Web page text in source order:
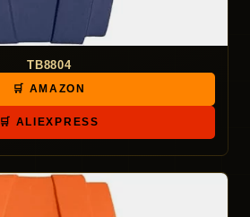
TB8804
🛒 AMAZON
🛒 ALIEXPRESS